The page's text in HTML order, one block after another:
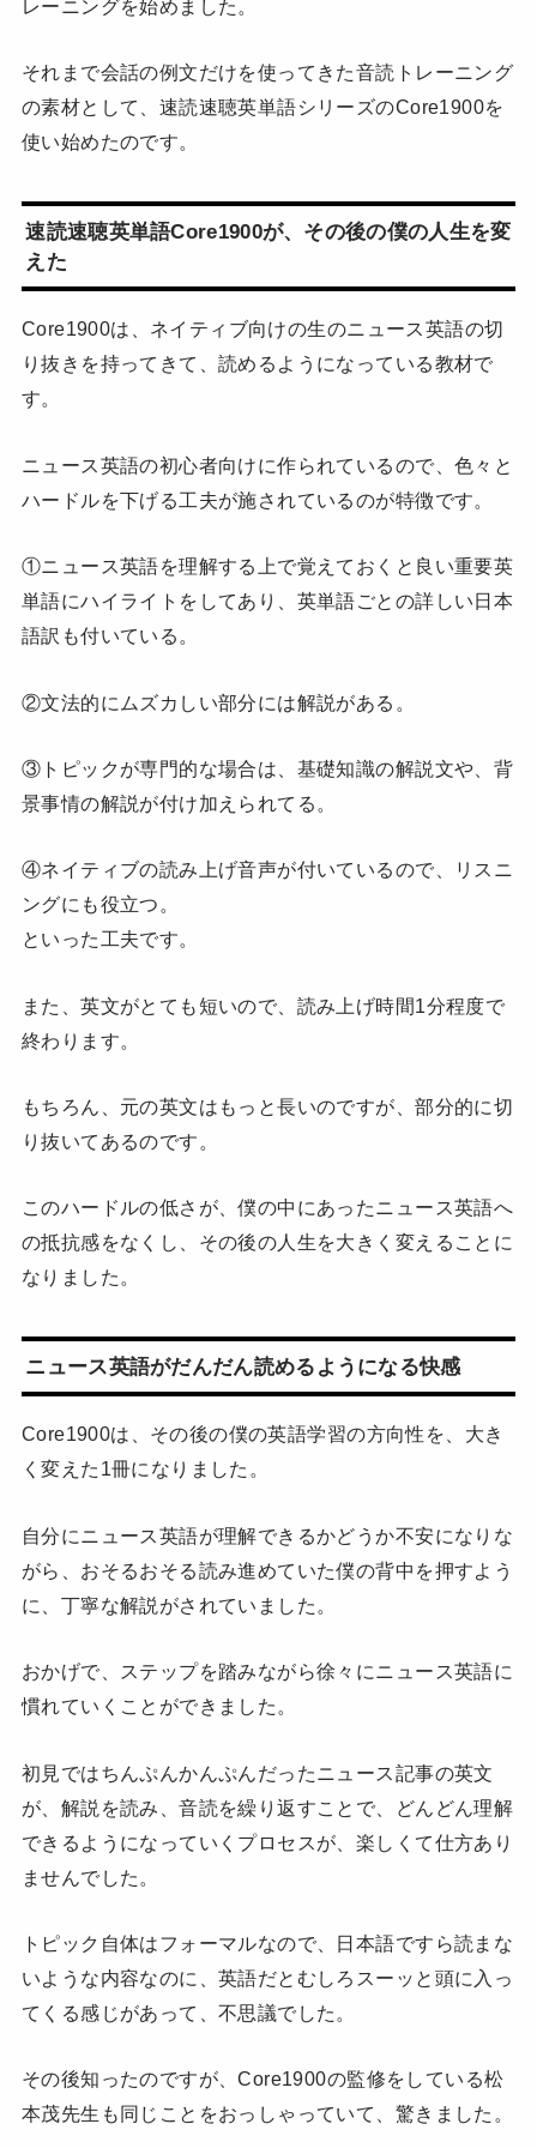
レーニングを始めました。
それまで会話の例文だけを使ってきた音読トレーニング
の素材として、速読速聴英単語シリーズのCore1900を
使い始めたのです。
速読速聴英単語Core1900が、その後の僕の人生を変
えた
Core1900は、ネイティブ向けの生のニュース英語の切
り抜きを持ってきて、読めるようになっている教材で
す。
ニュース英語の初心者向けに作られているので、色々と
ハードルを下げる工夫が施されているのが特徴です。
①ニュース英語を理解する上で覚えておくと良い重要英
単語にハイライトをしてあり、英単語ごとの詳しい日本
語訳も付いている。
②文法的にムズカしい部分には解説がある。
③トピックが専門的な場合は、基礎知識の解説文や、背
景事情の解説が付け加えられてる。
④ネイティブの読み上げ音声が付いているので、リスニ
ングにも役立つ。
といった工夫です。
また、英文がとても短いので、読み上げ時間1分程度で
終わります。
もちろん、元の英文はもっと長いのですが、部分的に切
り抜いてあるのです。
このハードルの低さが、僕の中にあったニュース英語へ
の抵抗感をなくし、その後の人生を大きく変えることに
なりました。
ニュース英語がだんだん読めるようになる快感
Core1900は、その後の僕の英語学習の方向性を、大き
く変えた1冊になりました。
自分にニュース英語が理解できるかどうか不安になりな
がら、おそるおそる読み進めていた僕の背中を押すよう
に、丁寧な解説がされていました。
おかげで、ステップを踏みながら徐々にニュース英語に
慣れていくことができました。
初見ではちんぷんかんぷんだったニュース記事の英文
が、解説を読み、音読を繰り返すことで、どんどん理解
できるようになっていくプロセスが、楽しくて仕方あり
ませんでした。
トピック自体はフォーマルなので、日本語ですら読まな
いような内容なのに、英語だとむしろスーッと頭に入っ
てくる感じがあって、不思議でした。
その後知ったのですが、Core1900の監修をしている松
本茂先生も同じことをおっしゃっていて、驚きました。